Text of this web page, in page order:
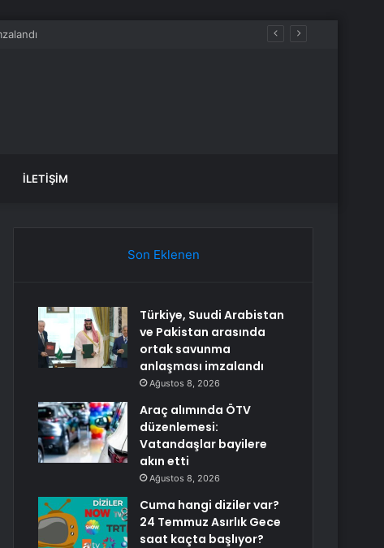
İLETIŞIM
Son Eklenen
Türkiye, Suudi Arabistan
ve Pakistan arasında
ortak savunma
anlaşması imzalandı
Ağustos 8, 2026
Araç alımında ÖTV
düzenlemesi:
Vatandaşlar bayilere
akın etti
Ağustos 8, 2026
Cuma hangi diziler var?
24 Temmuz Asırlık Gece
saat kaçta başlıyor?